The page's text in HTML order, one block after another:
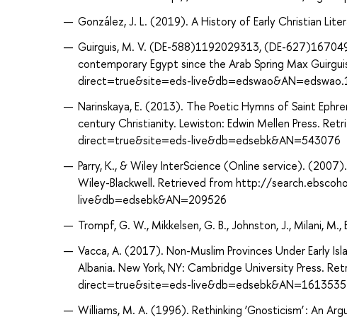
González, J. L. (2019). A History of Early Christian
Guirguis, M. V. (DE-588)1192029313, (DE-
contemporary Egypt since the Arab Spring Max
direct=true&site=eds-
Narinskaya, E. (2013). The Poetic Hymns of Saint
century Christianity. Lewiston: Edwin Mellen Press.
direct=true&site=eds-live&db=edsebk&AN=543076
Parry, K., & Wiley InterScience (Online service).
Wiley-Blackwell. Retrieved from http://
live&db=edsebk&AN=209526
Trompf, G. W., Mikkelsen, G. B., Johnston, J., Milani,
Vacca, A. (2017). Non-Muslim Provinces Under Early
Albania. New York, NY: Cambridge University Press.
direct=true&site=eds-live&db=edsebk&AN=1613535
Williams, M. A. (1996). Rethinking ’Gnosticism’ : An